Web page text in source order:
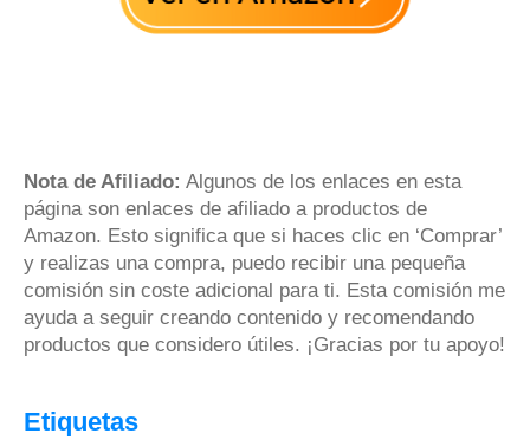
Nota de Afiliado: Algunos de los enlaces en esta
página son enlaces de afiliado a productos de
Amazon. Esto significa que si haces clic en ‘Comprar’
y realizas una compra, puedo recibir una pequeña
comisión sin coste adicional para ti. Esta comisión me
ayuda a seguir creando contenido y recomendando
productos que considero útiles. ¡Gracias por tu apoyo!
Etiquetas